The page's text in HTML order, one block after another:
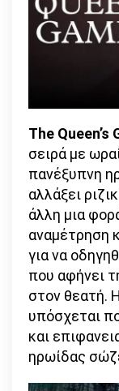
The Queen’s
σειρά με
πανέξυπνη
αλλάξει
άλλη μια
αναμέτρηση
για να
που αφήνει
στον θεατή.
υπόσχεται
και
ηρωίδας